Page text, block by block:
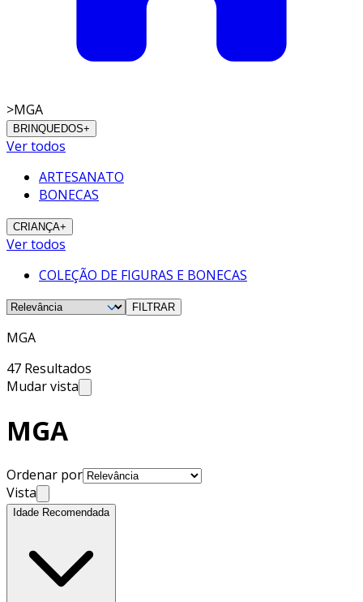
>MGA
BRINQUEDOS+
Ver todos
ARTESANATO
BONECAS
CRIANÇA+
Ver todos
COLEÇÃO DE FIGURAS E BONECAS
FILTRAR
MGA
47 Resultados
Mudar vista
MGA
Ordenar por
Vista
Idade Recomendada